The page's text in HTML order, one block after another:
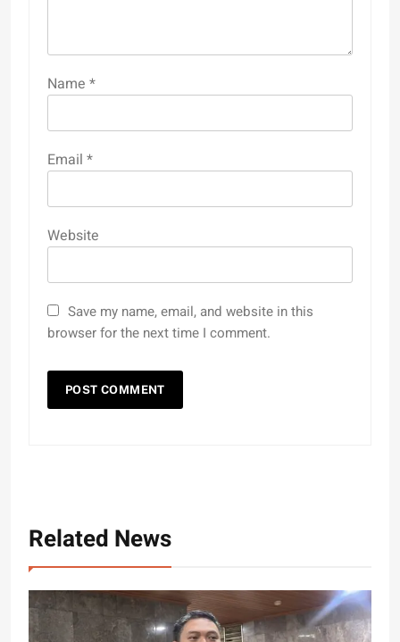
Name *
Email *
Website
Save my name, email, and website in this
browser for the next time I comment.
Related News